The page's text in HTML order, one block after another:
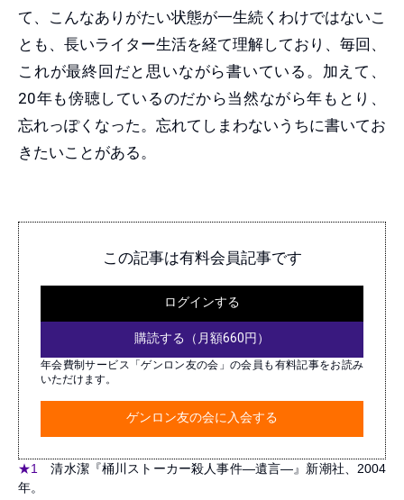
て、こんなありがたい状態が一生続くわけではないこ
とも、長いライター生活を経て理解しており、毎回、
これが最終回だと思いながら書いている。加えて、
20年も傍聴しているのだから当然ながら年もとり、
忘れっぽくなった。忘れてしまわないうちに書いてお
きたいことがある。
この記事は有料会員記事です
ログインする
購読する（月額660円）
年会費制サービス「ゲンロン友の会」の会員も有料記事をお読み
いただけます。
ゲンロン友の会に入会する
★1
清水潔『桶川ストーカー殺人事件―遺言―』新潮社、2004
年。